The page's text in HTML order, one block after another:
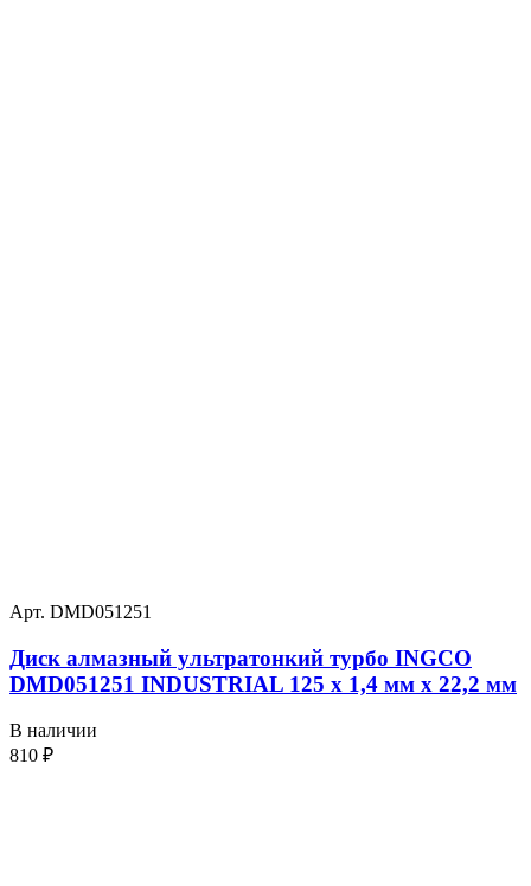
Арт. DMD051251
Диск алмазный ультратонкий турбо INGCO
DMD051251 INDUSTRIAL 125 х 1,4 мм x 22,2 мм
В наличии
810 ₽